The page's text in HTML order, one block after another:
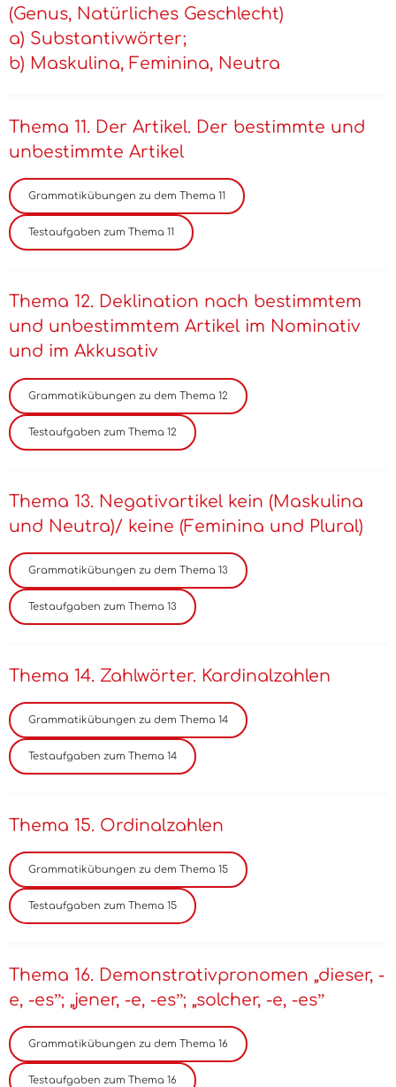
(Genus, Natürliches Geschlecht)
a) Substantivwörter;
b) Maskulina, Feminina, Neutra
Thema 11. Der Artikel. Der bestimmte und
unbestimmte Artikel
Thema 12. Deklination nach bestimmtem
und unbestimmtem Artikel im Nominativ
und im Akkusativ
Thema 13. Negativartikel kein (Maskulina
und Neutra)/ keine (Feminina und Plural)
Thema 14. Zahlwörter. Kardinalzahlen
Thema 15. Ordinalzahlen
Thema 16. Demonstrativpronomen „dieser, -
e, -esˮ; „jener, -e, -esˮ; „solcher, -e, -esˮ